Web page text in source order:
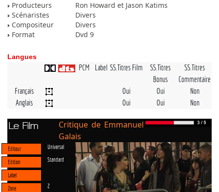
Producteurs
Ron Howard et Jason Katims
Scénaristes
Divers
Compositeur
Divers
Format
Dvd 9
Langues
PCM Label SS.Titres Film
SS.Titres
Bonus
SS.Titres
Commentaire
Français
Oui Oui
Non
Anglais
Oui Oui Non
Le Film
Critique de Emmanuel
Galais
Editeur Universal
Edition Standard
Label
Zone
2